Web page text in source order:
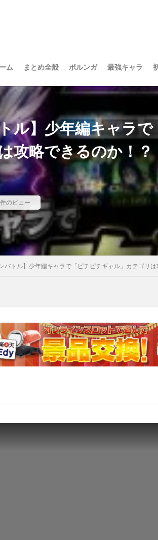
ム まとめ全般 ポルンガ 最強キャラ
ル】少年編キャラ
攻略できるのか！
件のビュー
バトル】少年編キャラで「ピチピチギャル」カテゴリ